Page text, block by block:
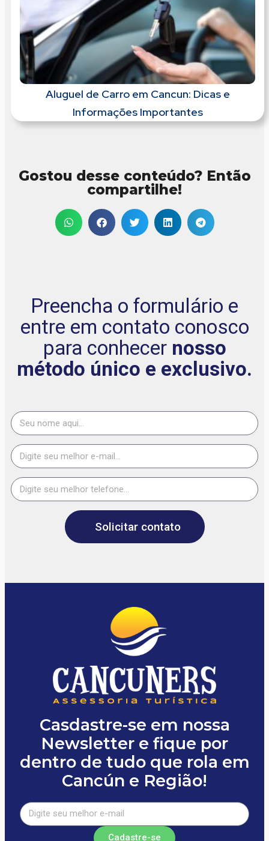
Aluguel de Carro em Cancun: Dicas e
Informações Importantes
Gostou desse conteúdo? Então
compartilhe!
Preencha o formulário e
entre em contato conosco
para conhecer nosso
método único e exclusivo.
Solicitar contato
Casdastre-se em nossa
Newsletter e fique por
dentro de tudo que rola em
Cancún e Região!
Cadastre-se